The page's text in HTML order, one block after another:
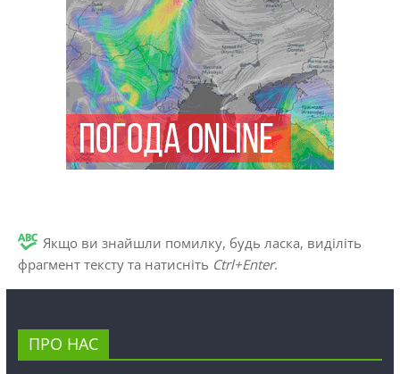
Якщо ви знайшли помилку, будь ласка, виділіть
фрагмент тексту та натисніть Ctrl+Enter.
ПРО НАС